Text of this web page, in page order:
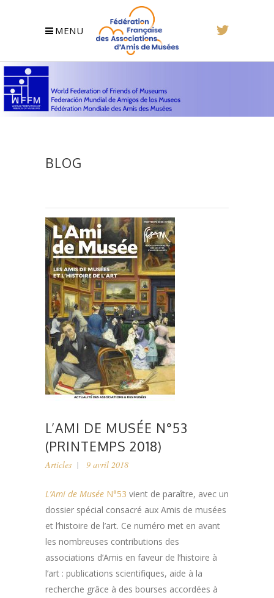
MENU
BLOG
L’AMI DE MUSÉE N°53
(PRINTEMPS 2018)
Articles 9 avril 2018
L’Ami de Musée N°53 vient de paraître, avec un
dossier spécial consacré aux Amis de musées
et l’histoire de l’art. Ce numéro met en avant
les nombreuses contributions des
associations d’Amis en faveur de l’histoire à
l’art : publications scientifiques, aide à la
recherche grâce à des bourses accordées à